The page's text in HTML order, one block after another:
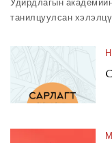
танилцуулсан